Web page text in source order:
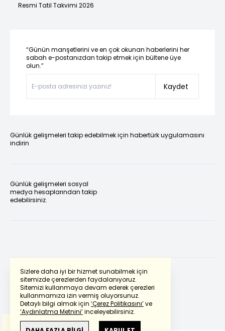
Sizlere daha iyi bir hizmet sunabilmek için
sitemizde çerezlerden faydalanıyoruz.
Sitemizi kullanmaya devam ederek çerezleri
kullanmamıza izin vermiş oluyorsunuz.
Detaylı bilgi almak için ‘Çerez Politikasını’ve
‘Aydınlatma Metnini’inceleyebilirsiniz.
Resmi Tatil Takvimi 2026
“Günün manşetlerini ve en çok okunan haberlerini her
sabah e-postanızdan takip etmek için bültene üye
olun.”
Kaydet
Günlük gelişmeleri takip edebilmek için habertürk uygulamasını
indirin
Günlük gelişmeleri sosyal
medya hesaplarından takip
edebilirsiniz.
Powered by Translate
Bu çevirideGoogle Transletekullanılmıştır.